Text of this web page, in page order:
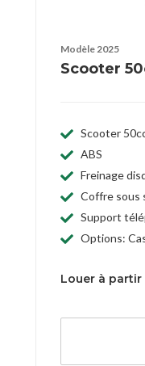
Modèle 2025
Scooter
Scooter
ABS
Freinage
Coffre sous
Support
Options:
Louer à partir